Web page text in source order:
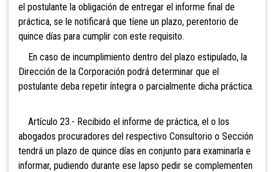
el postulante la obligación de entregar el informe final de
práctica, se le notificará que tíene un plazo, perentorio de
quince días para cumplir con este requisito.
En caso de incumplimiento dentro del plazo estipulado, la
Dirección de la Corporación podrá determinar que el
postulante deba repetir íntegra o parcialmente dicha práctica.
Artículo 23.- Recibido el informe de práctica, el o los
abogados procuradores del respectivo Consultorio o Sección
tendrá un plazo de quince días en conjunto para examinarla e
informar, pudiendo durante ese lapso pedir se complementen